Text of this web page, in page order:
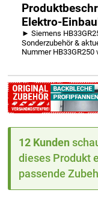
Elektro-
► Siemens
Sonderzubehör &
Nummer HB33GR250
12 Kunden
dieses Produkt
passende